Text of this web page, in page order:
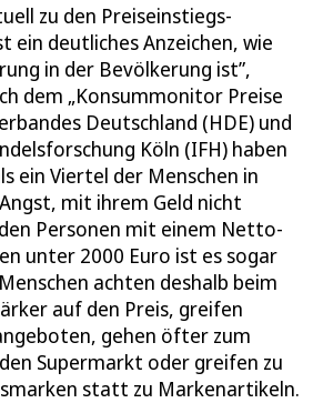
zu den Preiseinstiegs-
ein deutliches Anzeichen, wie
in der Bevölkerung ist”,
dem „Konsummonitor Preise
Deutschland (HDE) und
Köln (IFH) haben
ein Viertel der Menschen in
mit ihrem Geld nicht
Personen mit einem Netto-
unter 2000 Euro ist es sogar
achten deshalb beim
auf den Preis, greifen
gehen öfter zum
Supermarkt oder greifen zu
statt zu Markenartikeln.